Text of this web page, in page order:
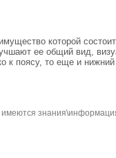
которой
ее общий вид,
к поясу, то еще и
имеются